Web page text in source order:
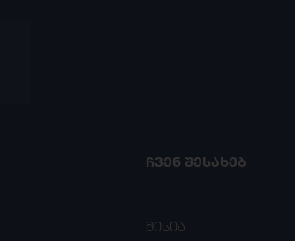
ᲩᲕᲔᲜ ᲨᲔᲡᲐᲮᲔᲑ
მისია